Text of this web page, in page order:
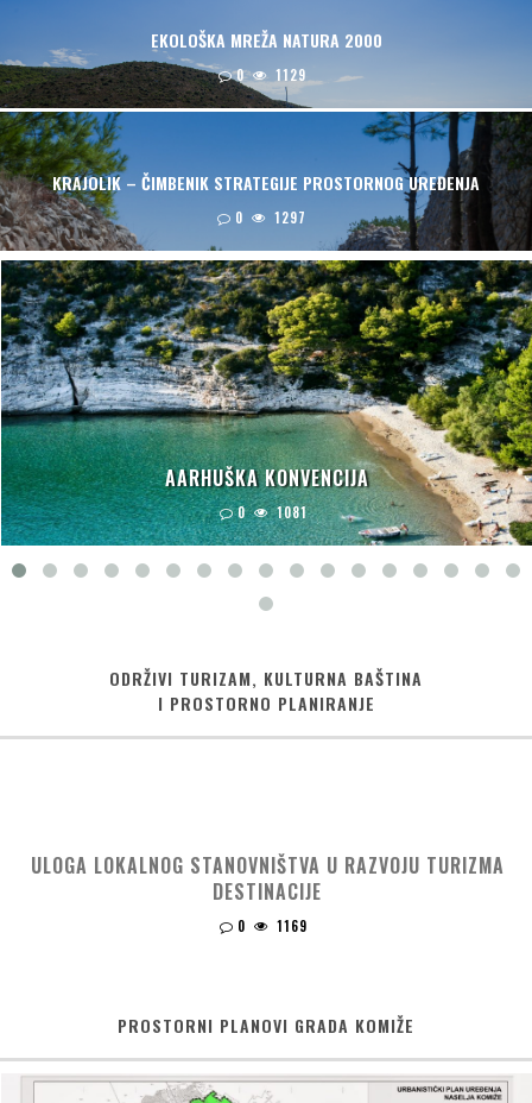
EKOLOŠKA MREŽA NATURA 2000
0 1129
KRAJOLIK – ČIMBENIK STRATEGIJE PROSTORNOG UREĐENJA
0 1297
AARHUŠKA KONVENCIJA
0 1081
ODRŽIVI TURIZAM, KULTURNA BAŠTINA
I PROSTORNO PLANIRANJE
ULOGA LOKALNOG STANOVNIŠTVA U RAZVOJU TURIZMA
DESTINACIJE
0 1169
PROSTORNI PLANOVI GRADA KOMIŽE